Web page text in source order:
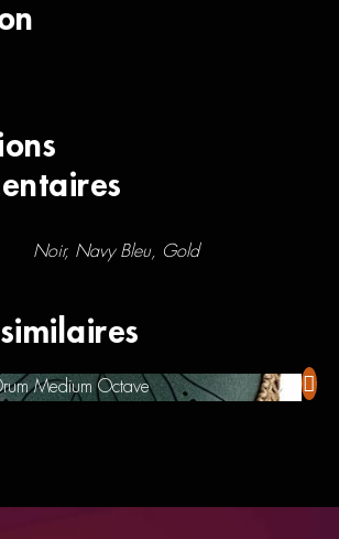
Noir, Navy Bleu, Gold
Medium Octave Mini